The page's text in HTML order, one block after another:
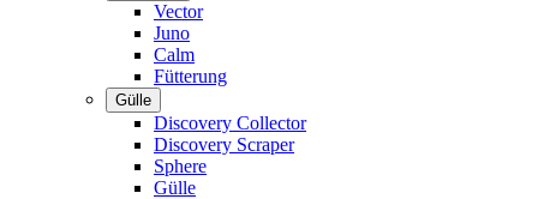
Vector
Juno
Calm
Fütterung
Gülle
Discovery Collector
Discovery Scraper
Sphere
Gülle